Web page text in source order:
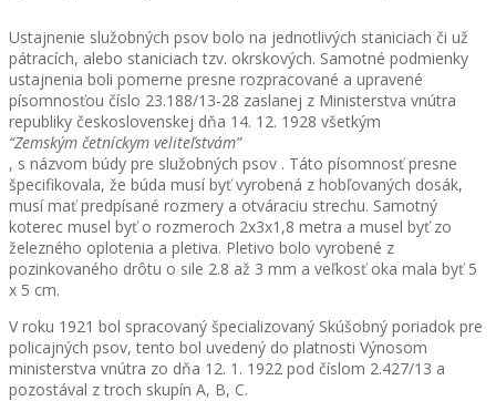
Ustajnenie služobných psov bolo na jednotlivých staniciach či už
pátracích, alebo staniciach tzv. okrskových. Samotné podmienky
ustajnenia boli pomerne presne rozpracované a upravené
písomnosťou číslo 23.188/13-28 zaslanej z Ministerstva vnútra
republiky československej dňa 14. 12. 1928 všetkým
“Zemským četníckym veliteľstvám”
, s názvom búdy pre služobných psov . Táto písomnosť presne
špecifikovala, že búda musí byť vyrobená z hobľovaných dosák,
musí mať predpísané rozmery a otváraciu strechu. Samotný
koterec musel byť o rozmeroch 2x3x1,8 metra a musel byť zo
železného oplotenia a pletiva. Pletivo bolo vyrobené z
pozinkovaného drôtu o sile 2.8 až 3 mm a veľkosť oka mala byť 5
x 5 cm.
V roku 1921 bol spracovaný špecializovaný Skúšobný poriadok pre
policajných psov, tento bol uvedený do platnosti Výnosom
ministerstva vnútra zo dňa 12. 1. 1922 pod číslom 2.427/13 a
pozostával z troch skupín A, B, C.